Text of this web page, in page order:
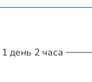
1 день 2 часа